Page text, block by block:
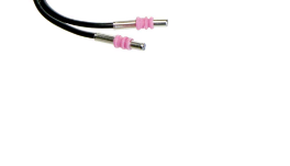
Soundprozessoren